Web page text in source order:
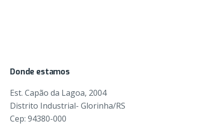
Donde estamos
Est. Capão da Lagoa, 2004
Distrito Industrial- Glorinha/RS
Cep: 94380-000